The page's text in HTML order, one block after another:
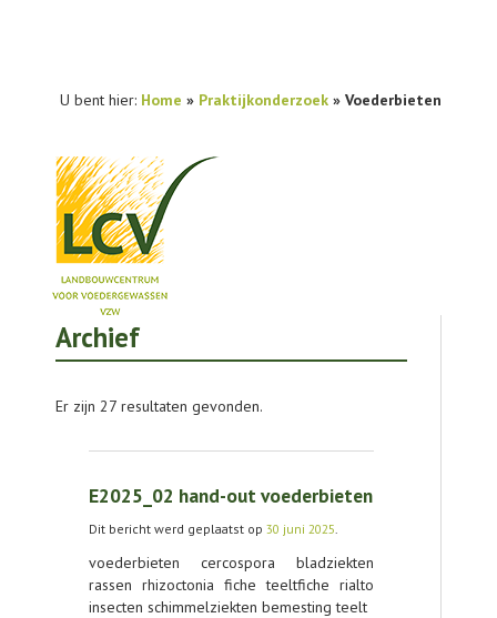
U bent hier: Home » Praktijkonderzoek » Voederbieten
NIEUWS
OVER LCV
CONTACT
Archief
Er zijn 27 resultaten gevonden.
E2025_02 hand-out voederbieten
Dit bericht werd geplaatst op 30 juni 2025.
voederbieten cercospora bladziekten
rassen rhizoctonia fiche teeltfiche rialto
insecten schimmelziekten bemesting teelt